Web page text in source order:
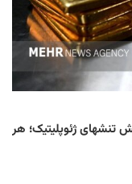
ژئوپلیتیک؛ هر